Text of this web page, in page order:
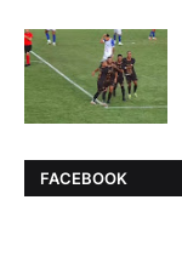
FACEBOOK